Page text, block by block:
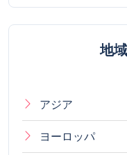
地
アジア
ヨーロッパ